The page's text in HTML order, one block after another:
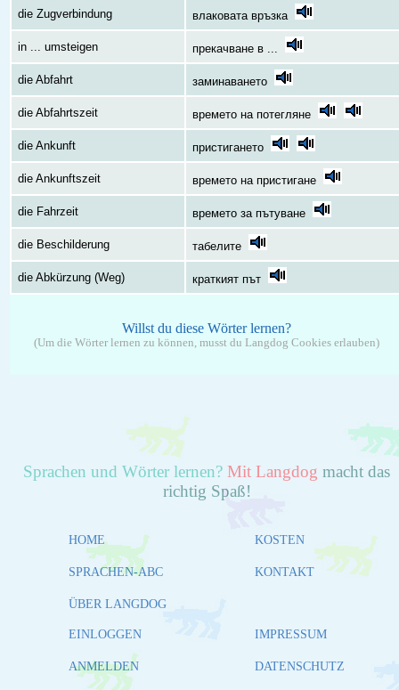
die Zugverbindung влаковата връзка
in ... umsteigen прекачване в ...
die Abfahrt заминаването
die Abfahrtszeit времето на потегляне
die Ankunft пристигането
die Ankunftszeit времето на пристигане
die Fahrzeit времето за пътуване
die Beschilderung табелите
die Abkürzung (Weg) краткият път
Willst du diese Wörter lernen?
(Um die Wörter lernen zu können, musst du Langdog Cookies erlauben)
Sprachen und Wörter lernen? Mit Langdog macht das
richtig Spaß!
HOME
SPRACHEN-ABC
ÜBER LANGDOG
KOSTEN
KONTAKT
EINLOGGEN
ANMELDEN
IMPRESSUM
DATENSCHUTZ